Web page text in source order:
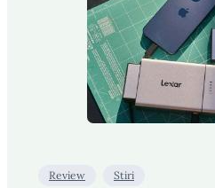
Review Stiri